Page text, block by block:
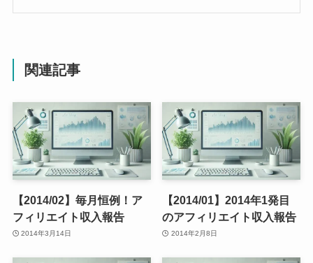
関連記事
【2014/02】毎月恒例！ア
フィリエイト収入報告
2014年3月14日
【2014/01】2014年1発目
のアフィリエイト収入報告
2014年2月8日